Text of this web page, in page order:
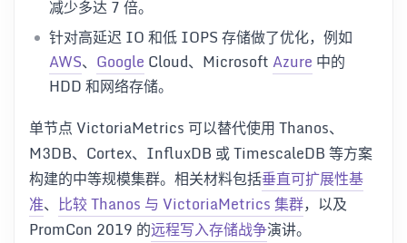
减少多达 7 倍。
针对高延迟 IO 和低 IOPS 存储做了优化，例如
AWS、 Google Cloud、MicrosoftAzure 中的
HDD 和网络存储。
单节点 VictoriaMetrics 可以替代使用 Thanos、
M3DB、Cortex、InfluxDB 或 TimescaleDB 等方案
构建的中等规模集群。相关材料包括垂直可扩展性基
准、 比较 Thanos 与 VictoriaMetrics 集群，以及
PromCon 2019 的远程写入存储战争演讲。